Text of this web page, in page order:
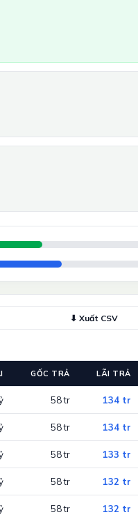
⬇ Xuất CSV
GỐC TRẢ LÃI TRẢ
58 tr 134 tr
58 tr 134 tr
58 tr 133 tr
58 tr 132 tr
58 tr 132 tr